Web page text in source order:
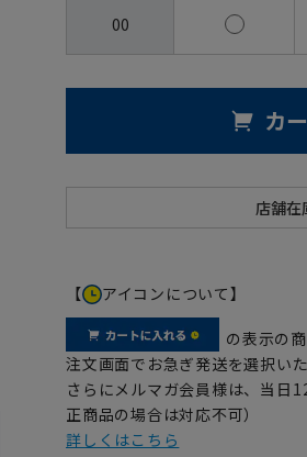
00
カ
【 アイコンについて】
の表示の商
注文画面でお急ぎ発送を選択いた
さらにメルマガ会員様は、当日
正商品の場合は対応不可）
詳しくはこちら